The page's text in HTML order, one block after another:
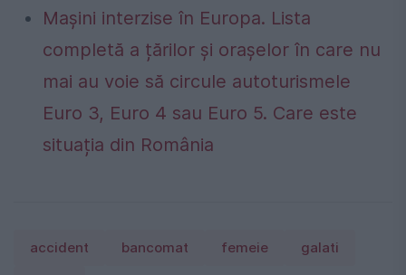
Mașini interzise în Europa. Lista
completă a țărilor și orașelor în care nu
mai au voie să circule autoturismele
Euro 3, Euro 4 sau Euro 5. Care este
situația din România
accident bancomat femeie galati